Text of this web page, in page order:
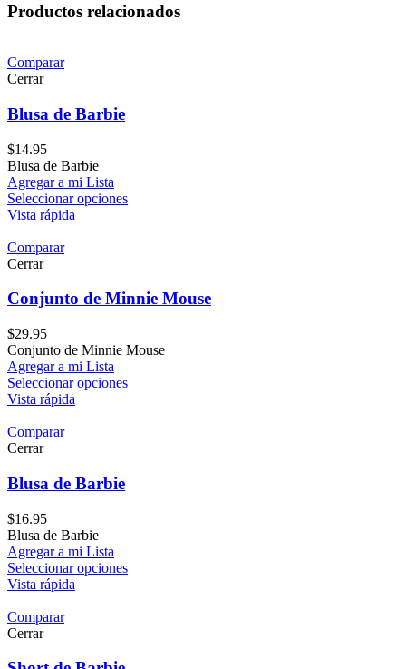
Productos relacionados
Comparar
Cerrar
Blusa de Barbie
$14.95
Blusa de Barbie
Agregar a mi Lista
Seleccionar opciones
Vista rápida
Comparar
Cerrar
Conjunto de Minnie Mouse
$29.95
Conjunto de Minnie Mouse
Agregar a mi Lista
Seleccionar opciones
Vista rápida
Comparar
Cerrar
Blusa de Barbie
$16.95
Blusa de Barbie
Agregar a mi Lista
Seleccionar opciones
Vista rápida
Comparar
Cerrar